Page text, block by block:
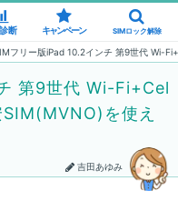
断 キャンペーン SIMロック解除
フリー版iPad 10.2インチ 第9世代 Wi-
第9世代 Wi-Fi+Cel
を使え
吉田あゆみ
断 キャンペーン SIMロック解除